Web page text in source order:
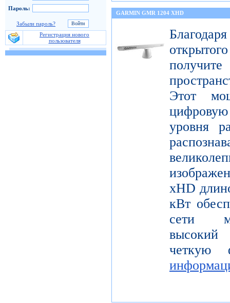
Пароль:
Забыли пароль?
Регистрация нового
пользователя
GARMIN GMR 1204 XHD
Этот
уровня
xHD
кВт
сети
высокий
четкую